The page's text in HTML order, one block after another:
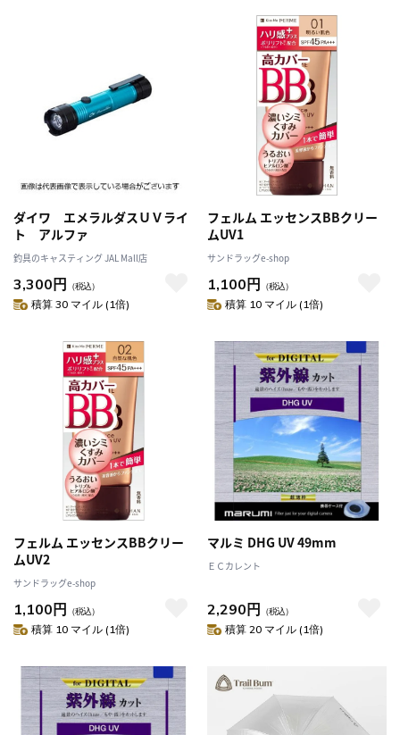
ダイワ エメラルダスＵＶライ
ト アルファ
釣具のキャスティング JAL Mall店
3,300円 （税込）
積算 30 マイル (1倍)
フェルム エッセンスBBクリー
ムUV1
サンドラッグe-shop
1,100円 （税込）
積算 10 マイル (1倍)
フェルム エッセンスBBクリー
ムUV2
サンドラッグe-shop
1,100円 （税込）
積算 10 マイル (1倍)
マルミ DHG UV 49mm
ＥＣカレント
2,290円 （税込）
積算 20 マイル (1倍)